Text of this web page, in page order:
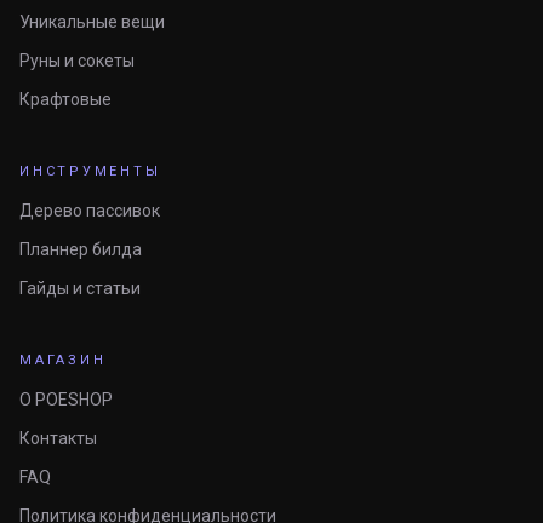
Уникальные вещи
Руны и сокеты
Крафтовые
ИНСТРУМЕНТЫ
Дерево пассивок
Планнер билда
Гайды и статьи
МАГАЗИН
О POESHOP
Контакты
FAQ
Политика конфиденциальности